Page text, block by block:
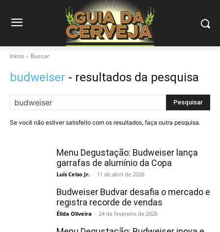
Início Buscar
budweiser - resultados da pesquisa
Pesquisar
Se você não estiver satisfeito com os resultados, faça outra pesquisa.
Menu Degustação: Budweiser lança
garrafas de alumínio da Copa
Luís Celso Jr. - 11 de abril de 2026
Budweiser Budvar desafia o mercado e
registra recorde de vendas
Élida Oliveira - 24 de fevereiro de 2026